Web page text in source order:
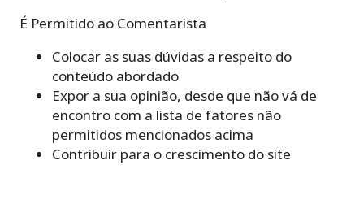
É Permitido ao Comentarista
Colocar as suas dúvidas a respeito do
conteúdo abordado
Expor a sua opinião, desde que não vá de
encontro com a lista de fatores não
permitidos mencionados acima
Contribuir para o crescimento do site